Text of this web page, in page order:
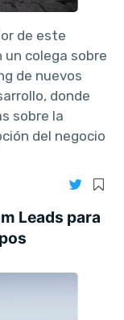
de este
colega sobre
de nuevos
donde
sobre la
del negocio
Leads para